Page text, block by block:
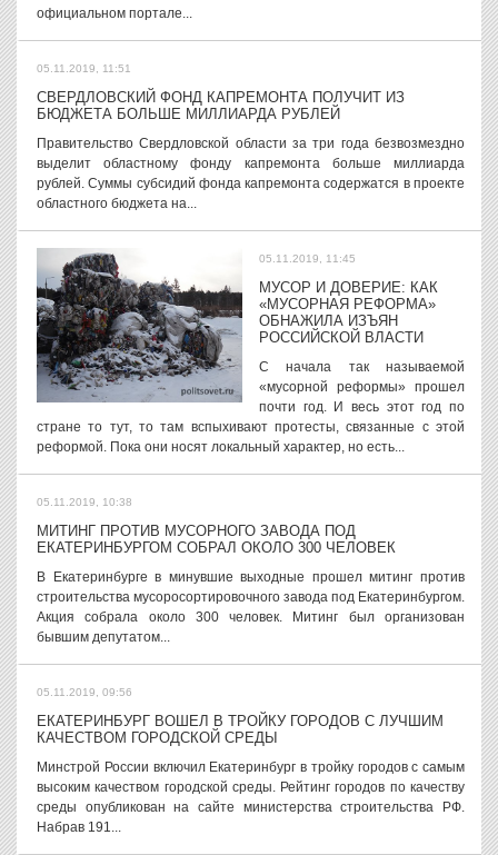
официальном портале...
05.11.2019, 11:51
СВЕРДЛОВСКИЙ ФОНД КАПРЕМОНТА ПОЛУЧИТ ИЗ
БЮДЖЕТА БОЛЬШЕ МИЛЛИАРДА РУБЛЕЙ
Правительство Свердловской области за три года безвозмездно
выделит областному фонду капремонта больше миллиарда
рублей. Суммы субсидий фонда капремонта содержатся в проекте
областного бюджета на...
05.11.2019, 11:45
МУСОР И ДОВЕРИЕ: КАК
«МУСОРНАЯ РЕФОРМА»
ОБНАЖИЛА ИЗЪЯН
РОССИЙСКОЙ ВЛАСТИ
С начала так называемой
«мусорной реформы» прошел
почти год. И весь этот год по
стране то тут, то там вспыхивают протесты, связанные с этой
реформой. Пока они носят локальный характер, но есть...
05.11.2019, 10:38
МИТИНГ ПРОТИВ МУСОРНОГО ЗАВОДА ПОД
ЕКАТЕРИНБУРГОМ СОБРАЛ ОКОЛО 300 ЧЕЛОВЕК
В Екатеринбурге в минувшие выходные прошел митинг против
строительства мусоросортировочного завода под Екатеринбургом.
Акция собрала около 300 человек. Митинг был организован
бывшим депутатом...
05.11.2019, 09:56
ЕКАТЕРИНБУРГ ВОШЕЛ В ТРОЙКУ ГОРОДОВ С ЛУЧШИМ
КАЧЕСТВОМ ГОРОДСКОЙ СРЕДЫ
Минстрой России включил Екатеринбург в тройку городов с самым
высоким качеством городской среды. Рейтинг городов по качеству
среды опубликован на сайте министерства строительства РФ.
Набрав 191...